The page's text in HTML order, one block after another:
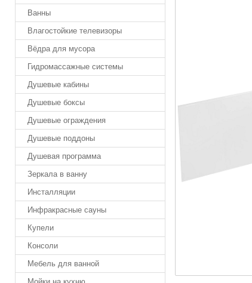
Ванны
Влагостойкие телевизоры
Вёдра для мусора
Гидромассажные системы
Душевые кабины
Душевые боксы
Душевые ограждения
Душевые поддоны
Душевая программа
Зеркала в ванну
Инсталляции
Инфракрасные сауны
Купели
Консоли
Мебель для ванной